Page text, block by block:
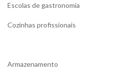
Escolas de gastronomia
Cozinhas profissionais
Armazenamento